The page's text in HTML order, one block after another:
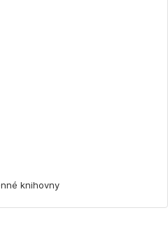
knihovny